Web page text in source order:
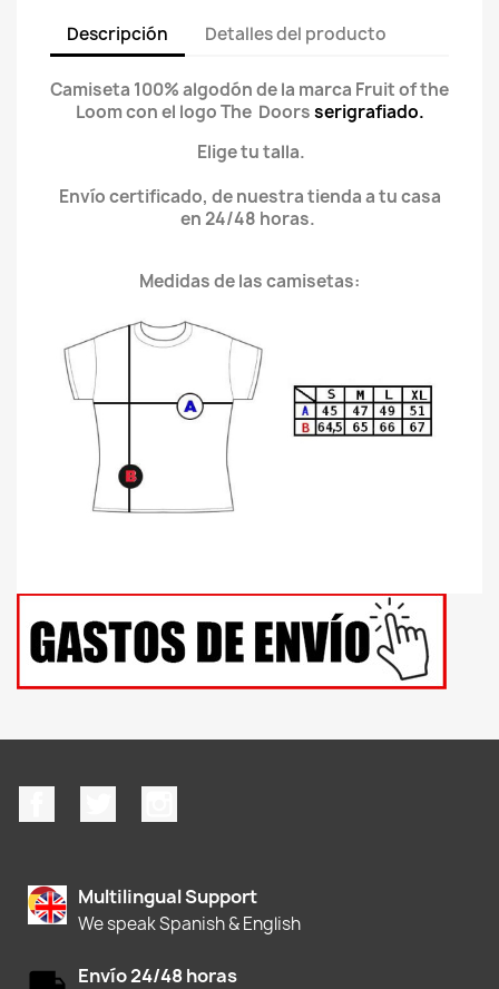
Descripción Detalles del producto
Camiseta 100% algodón de la marca Fruit of the
Loom con el logo The Doorsserigrafiado.
Elige tu talla.
Envío certificado, de nuestra tienda a tu casa
en 24/48 horas.
Medidas de las camisetas:
Multilingual Support
We speak Spanish & English
Envío 24/48 horas